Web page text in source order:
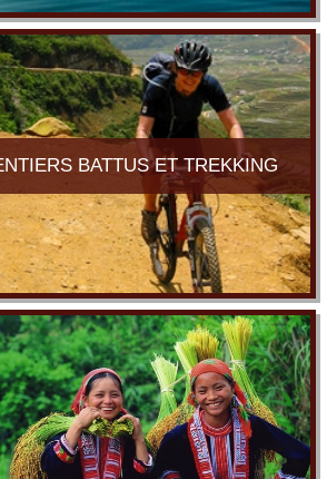
BATTUS ET TREKKING